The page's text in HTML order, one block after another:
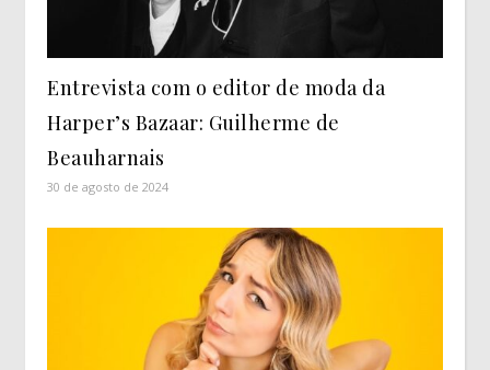
Entrevista com o editor de moda da
Harper’s Bazaar: Guilherme de
Beauharnais
30 de agosto de 2024